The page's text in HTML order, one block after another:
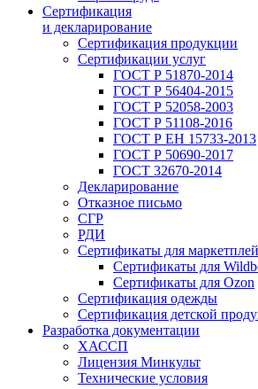
Сертификация
и декларирование
Сертификация продукции
Сертификации услуг
ГОСТ Р 51870-2014
ГОСТ Р 56404-2015
ГОСТ Р 52058-2003
ГОСТ Р 51108-2016
ГОСТ Р ЕН 15733-2013
ГОСТ Р 50690-2017
ГОСТ 32670-2014
Декларирование
Отказное письмо
СГР
РДИ
Сертификаты для
Сертификаты для
Сертификаты для Ozon
Сертификация одежды
Сертификация детской
Разработка документации
ХАССП
Лицензия Минкульт
Технические условия